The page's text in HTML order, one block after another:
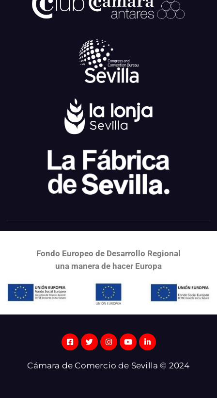
Fondo Europeo de Desarrollo Regional
una manera de hacer Europa
Cámara de Comercio de Sevilla © 2024